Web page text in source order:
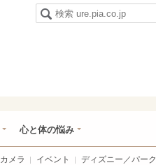
心と体の悩み
カメラ イベント
ディズニー／パーク